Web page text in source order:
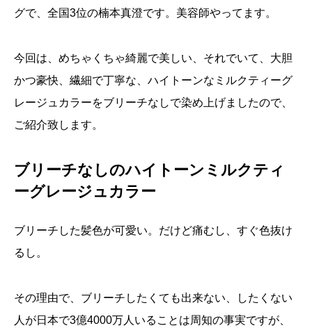
グで、全国3位の楠本真澄です。美容師やってます。
今回は、めちゃくちゃ綺麗で美しい、それでいて、大胆
かつ豪快、繊細で丁寧な、ハイトーンなミルクティーグ
レージュカラーをブリーチなしで染め上げましたので、
ご紹介致します。
ブリーチなしのハイトーンミルクティ
ーグレージュカラー
ブリーチした髪色が可愛い。だけど痛むし、すぐ色抜け
るし。
その理由で、ブリーチしたくても出来ない、したくない
人が日本で3億4000万人いることは周知の事実ですが、